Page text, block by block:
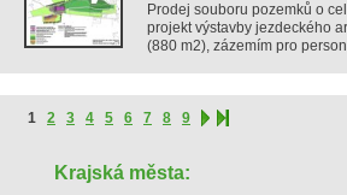
Prodej souboru pozemků o
projekt výstavby jezdeckého
(880 m2), zázemím pro
1 2 3 4 5 6 7 8 9
Krajská města: